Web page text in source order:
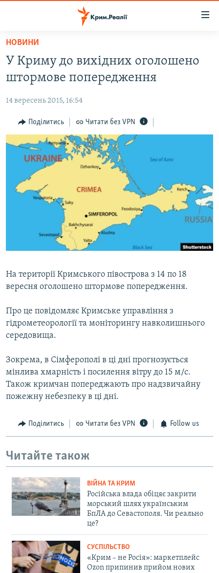
Перейти
основного
матеріалу
Перейти
до
навігації
Перейти
пошуку
ВОДА.КРИМ
ВІДЕО ТА ФОТО
ПОЛІТИКА
БЛОГИ
ПОГЛЯД
ІНТЕРВ'Ю
ВСЕ ЗА ДЕНЬ
СПЕЦПРОЕКТИ
ВІДЕОУРОКИ «ELIFBE»
СВІДЧЕННЯ ОКУПАЦІЇ
ІНФОГРАФІКА
ЯК ОБІЙТИ БЛОКУВАННЯ
Русский
Qırımtatar
ДОЛУЧАЙСЯ!
Усі сайти RFE/RL
НОВИНИ
У Криму до вихідних оголошено
штормове попередження
14 вересень 2015, 16:54
Поділитись Читати без VPN
На території Кримського півострова з 14 по 18
вересня оголошено штормове попередження.
Про це повідомляє Кримське управління з
гідрометеорології та моніторингу навколишнього
середовища.
Зокрема, в Сімферополі в ці дні прогнозується
мінлива хмарність і посилення вітру до 15 м/с.
Також кримчан попереджають про надзвичайну
пожежну небезпеку в ці дні.
Поділитись Читати без VPN Follow us
Читайте також
ВІЙНА ТА КРИМ
Російська влада обіцяє закрити
морський шлях українським
БпЛА до Севастополя. Чи реально
це?
СУСПІЛЬСТВО
«Крим – не Росія»: маркетплейс
Ozon припинив прийом нових